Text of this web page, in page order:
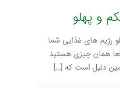
و پهلو
رژیم های غذایی شما
همان چیزی هستید
دلیل است که […]